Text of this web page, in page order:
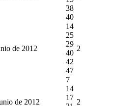
38
40
de 2012
14
25
29
40
42
47
2
de 2012
7
14
17
2